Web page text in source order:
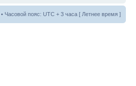
• Часовой пояс: UTC + 3 часа [ Летнее время ]